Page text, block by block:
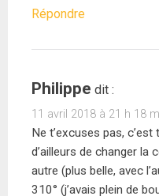
Répondre
Philippe dit :
11 avril 2018 à 21 h 18
Ne t’excuses pas,
d’ailleurs de changer la
autre (plus belle, avec
310° (j’avais plein de